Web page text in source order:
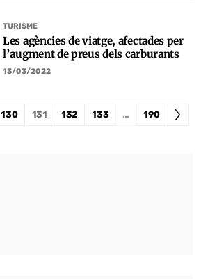
TURISME
Les agències de viatge, afectades per
l’augment de preus dels carburants
13/03/2022
130 131 132 133 … 190